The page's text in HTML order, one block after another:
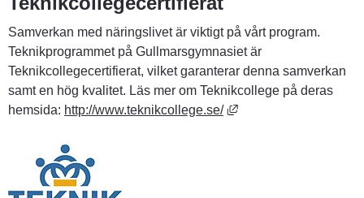
Samverkan med näringslivet är viktigt på vårt program.
Teknikprogrammet på Gullmarsgymnasiet är
Teknikcollegecertifierat, vilket garanterar denna samverkan
samt en hög kvalitet. Läs mer om Teknikcollege på deras
hemsida: http://www.teknikcollege.se/ Länk till annan